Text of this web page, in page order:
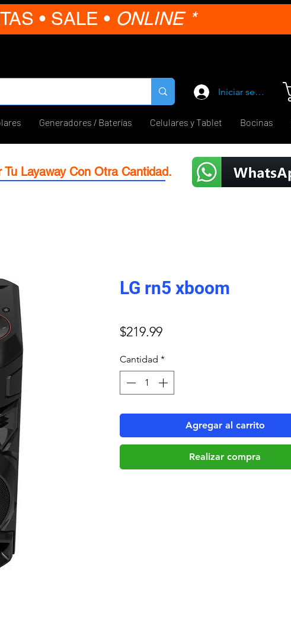
• SALE •ONLINE *
Iniciar sesión
Generadores / Baterías Celulares y Tablet Bocinas
Layaway Con Otra Cantidad.
LG rn5 xboom
$219.99Precio
Cantidad *
Agregar al carrito
Realizar compra